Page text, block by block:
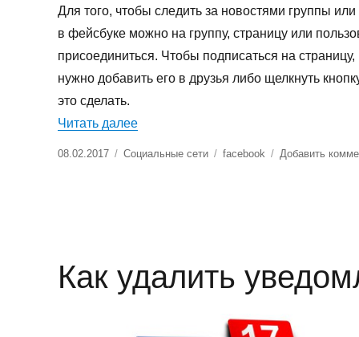
Для того, чтобы следить за новостями группы
в фейсбуке можно на группу, страницу или
присоединиться. Чтобы подписаться на
нужно добавить его в друзья либо щелкнуть
это сделать.
Читать далее«Как подписаться на группу в
Опубликовано
08.02.2017 Рубрики
Социальные сети Метки
facebook Добавить
Как удалить